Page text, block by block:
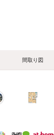
間取り図